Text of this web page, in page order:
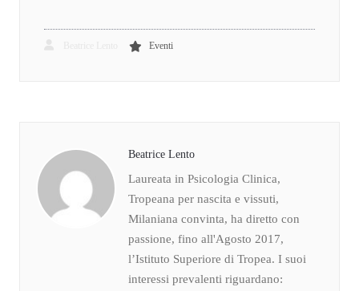
Eventi
Beatrice Lento
Laureata in Psicologia Clinica,
Tropeana per nascita e vissuti,
Milaniana convinta, ha diretto con
passione, fino all'Agosto 2017,
l’Istituto Superiore di Tropea. I suoi
interessi prevalenti riguardano: